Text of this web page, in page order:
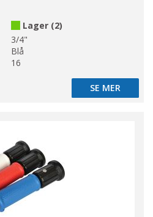
Lager (2)
3/4"
Blå
16
SE MER
SE MER